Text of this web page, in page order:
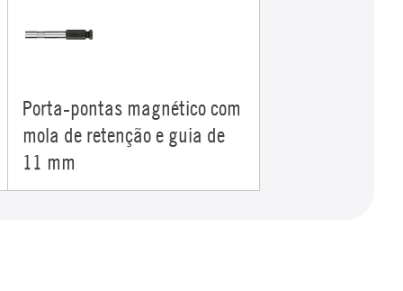
Porta-pontas magnético com
mola de retenção e guia de
11 mm